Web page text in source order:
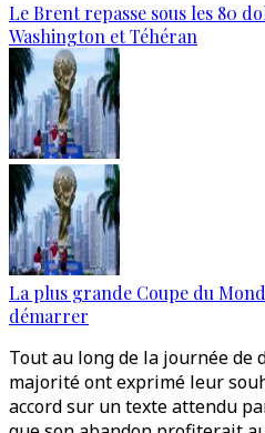
Le Brent repasse sous les 80
Washington et Téhéran
La plus grande Coupe du
démarrer
Tout au long de la journée de
majorité ont exprimé leur
accord sur un texte attendu